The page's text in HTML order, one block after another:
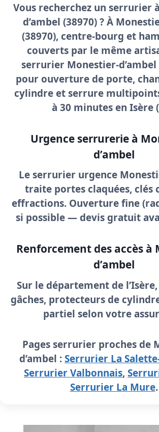
Vous recherchez un serrurier
d’ambel (38970) ? À
(38970), centre-bourg et
couverts par le même
serrurier Monestier-d’ambel
pour ouverture de porte,
cylindre et serrure
à 30 minutesen Isère
Urgence serrurerie à
d’ambel
Le serrurier urgence
traite portes claquées, clés
effractions. Ouverture fine
si possible —devis gratuit
Renforcement des accès à
d’ambel
Sur le département de
gâches, protecteurs de
partiel selon votre
Pages serrurier proches de
d’ambel :Serrurier La
Serrurier Valbonnais,
Serrurier La Mure.